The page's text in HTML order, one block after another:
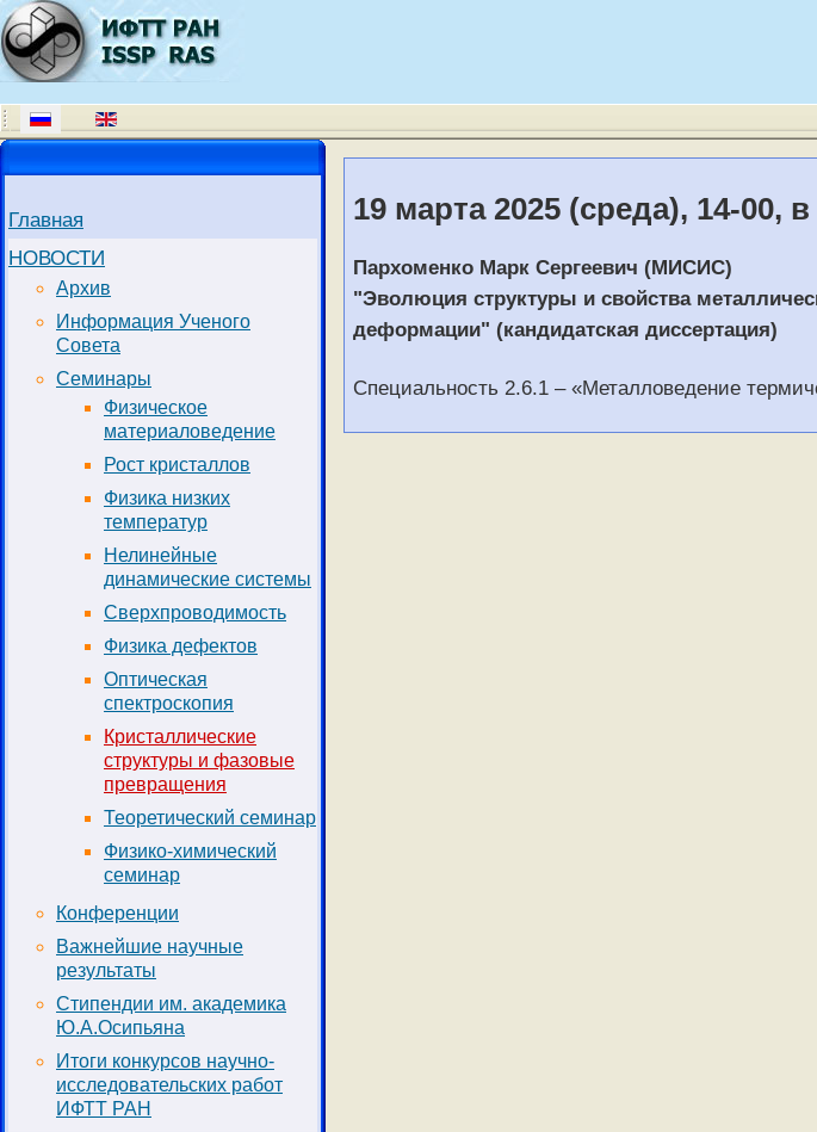
Главная
НОВОСТИ
Архив
Информация Ученого
Совета
Семинары
Физическое
материаловедение
Рост кристаллов
Физика низких
температур
Нелинейные
динамические системы
Сверхпроводимость
Физика дефектов
Оптическая
спектроскопия
Кристаллические
структуры и фазовые
превращения
Теоретический семинар
Физико-химический
семинар
Конференции
Важнейшие научные
результаты
Стипендии им. академика
Ю.А.Осипьяна
Итоги конкурсов научно-
исследовательских работ
ИФТТ РАН
19 марта 2025 (среда), 14-00,
Пархоменко Марк Сергеевич (МИСИС)
"Эволюция структуры и свойства
деформации" (кандидатская диссертация)
Специальность 2.6.1 – «Металловедение